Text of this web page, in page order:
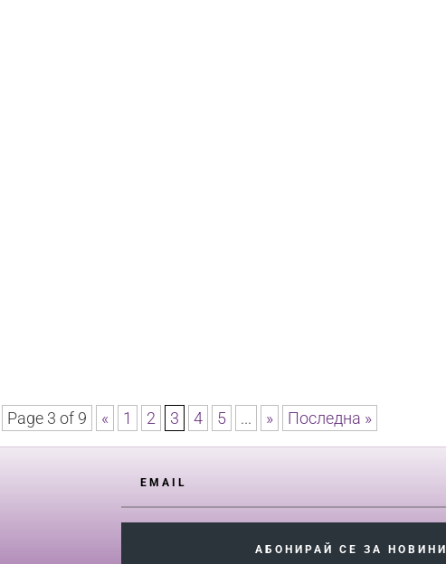
Page 3 of 9 « 1 2 3 4 5 ... » Последна »
АБОНИРАЙ СЕ ЗА НОВИНИ